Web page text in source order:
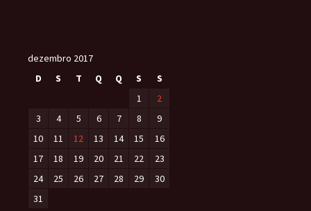
dezembro 2017
D
S T Q Q S
S
1
2
3
4 5 6 7 8
9
10
11 12 13 14 15
16
17
18 19 20 21 22
23
24
25 26 27 28 29
30
31